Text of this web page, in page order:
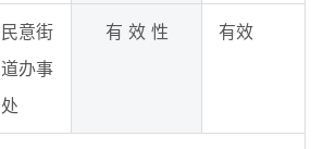
民意街
道办事
处
有 效 性 有效